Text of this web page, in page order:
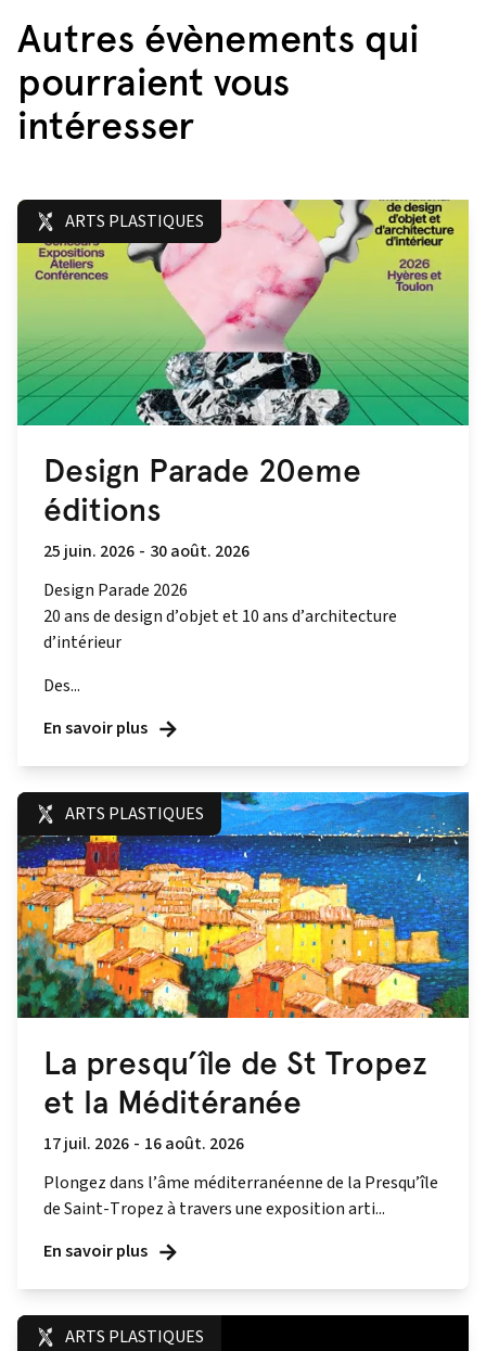
Autres évènements qui
pourraient vous
intéresser
ARTS PLASTIQUES
Design Parade 20eme
éditions
25 juin. 2026 - 30 août. 2026
Design Parade 2026
20 ans de design d’objet et 10 ans d’architecture
d’intérieur
Des...
En savoir plus
ARTS PLASTIQUES
La presqu’île de St Tropez
et la Méditéranée
17 juil. 2026 - 16 août. 2026
Plongez dans l’âme méditerranéenne de la Presqu’île
de Saint-Tropez à travers une exposition arti...
En savoir plus
ARTS PLASTIQUES